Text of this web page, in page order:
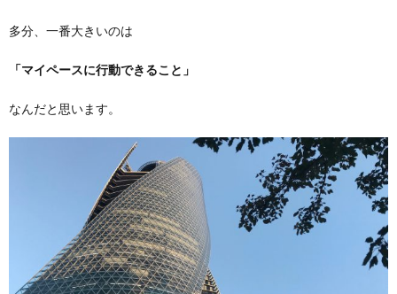
多分、一番大きいのは
「マイペースに行動できること」
なんだと思います。